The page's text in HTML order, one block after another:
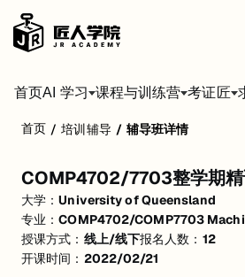
首页AI 学习 课程与训练营 考证匠
活动形式: 线上/线下
开始日期: 2022/2/21
已有 12 名同学报名参加
首页 / 培训辅导 / 辅导班详情
COMP4702/7703整学期精
大学：University of Queensland
专业：COMP4702/COMP7703
授课方式： 线上/线下报名人数： 12
开课时间： 2022/02/21